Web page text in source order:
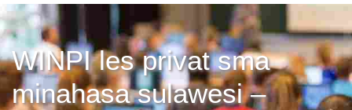
WINPI les privat sma
minahasa sulawesi –